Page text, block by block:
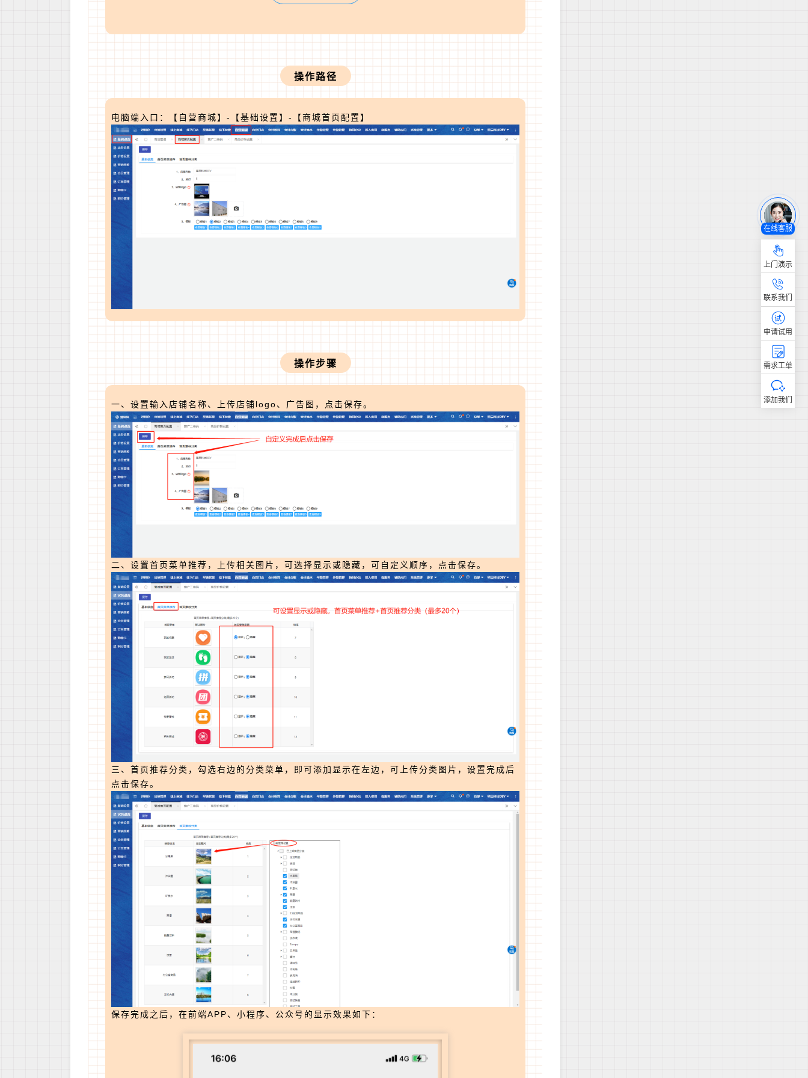
操作路径
电脑端入口：【自营商城】-【基础设置】-【商城首页配置】
操作步骤
一、设置输入店铺名称、上传店铺logo、广告图，点击保存。
二、设置首页菜单推荐，上传相关图片，可选择显示或隐藏，可自定义顺序，点击保存。
三、首页推荐分类，勾选右边的分类菜单，即可添加显示在左边，可上传分类图片，设置完成后
点击保存。
保存完成之后，在前端APP、小程序、公众号的显示效果如下：
在线客服
上门演示
联系我们
申请试用
需求工单
添加我们